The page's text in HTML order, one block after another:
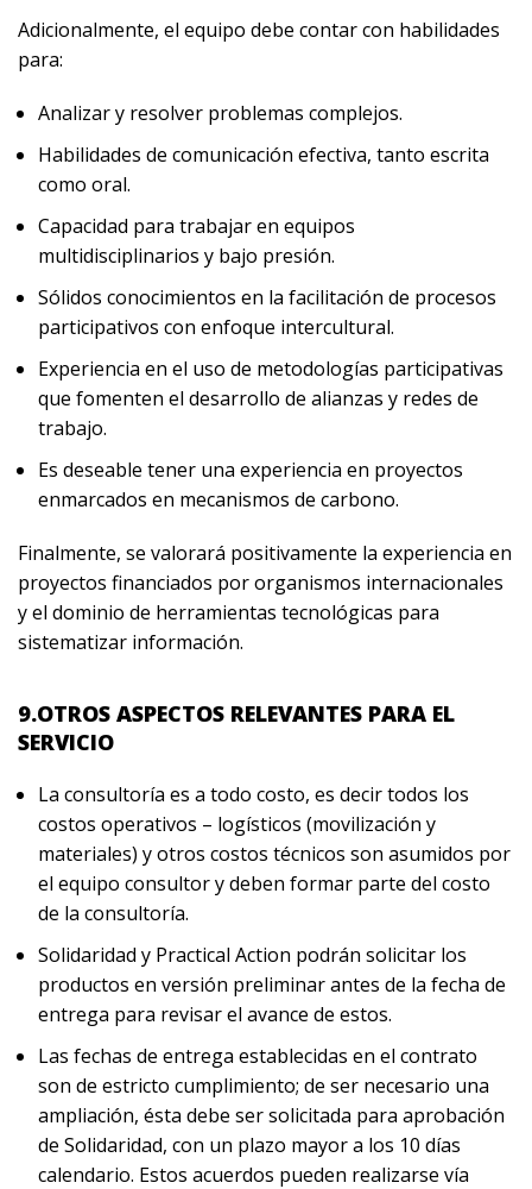
Adicionalmente, el equipo debe contar con habilidades
para:
Analizar y resolver problemas complejos.
Habilidades de comunicación efectiva, tanto escrita
como oral.
Capacidad para trabajar en equipos
multidisciplinarios y bajo presión.
Sólidos conocimientos en la facilitación de procesos
participativos con enfoque intercultural.
Experiencia en el uso de metodologías participativas
que fomenten el desarrollo de alianzas y redes de
trabajo.
Es deseable tener una experiencia en proyectos
enmarcados en mecanismos de carbono.
Finalmente, se valorará positivamente la experiencia en
proyectos financiados por organismos internacionales
y el dominio de herramientas tecnológicas para
sistematizar información.
9.OTROS ASPECTOS RELEVANTES PARA EL
SERVICIO
La consultoría es a todo costo, es decir todos los
costos operativos – logísticos (movilización y
materiales) y otros costos técnicos son asumidos por
el equipo consultor y deben formar parte del costo
de la consultoría.
Solidaridad y Practical Action podrán solicitar los
productos en versión preliminar antes de la fecha de
entrega para revisar el avance de estos.
Las fechas de entrega establecidas en el contrato
son de estricto cumplimiento; de ser necesario una
ampliación, ésta debe ser solicitada para aprobación
de Solidaridad, con un plazo mayor a los 10 días
calendario. Estos acuerdos pueden realizarse vía